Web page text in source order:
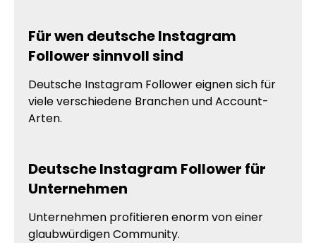
Für wen deutsche Instagram
Follower sinnvoll sind
Deutsche Instagram Follower eignen sich für
viele verschiedene Branchen und Account-
Arten.
Deutsche Instagram Follower für
Unternehmen
Unternehmen profitieren enorm von einer
glaubwürdigen Community.